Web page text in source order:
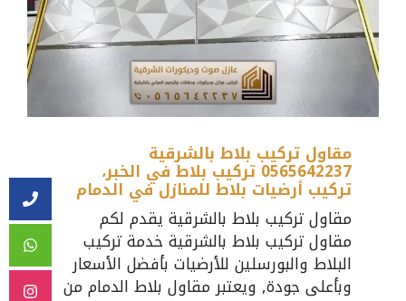
مقاول تركيب بلاط بالشرقية
0565642237 تركيب بلاط في الخبر،
تركيب أرضيات بلاط للمنازل في الدمام
مقاول تركيب بلاط بالشرقية يقدم لكم
مقاول تركيب بلاط بالشرقية خدمة تركيب
البلاط والبورسلين للأرضيات بأفضل الأسعار
وبأعلى جودة, ويعتبر مقاول بلاط الدمام من